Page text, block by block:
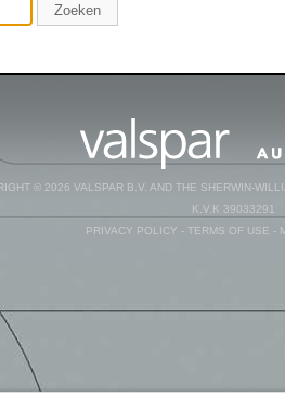
Zoeken
© 2026 VALSPAR B.V. AND THE SHERWIN-
K.V.K 39033291
PRIVACY POLICY - TERMS OF USE -